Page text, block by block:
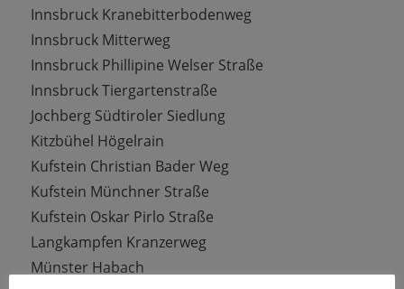
Innsbruck Kranebitterbodenweg
Innsbruck Mitterweg
Innsbruck Phillipine Welser Straße
Innsbruck Tiergartenstraße
Jochberg Südtiroler Siedlung
Kitzbühel Högelrain
Kufstein Christian Bader Weg
Kufstein Münchner Straße
Kufstein Oskar Pirlo Straße
Langkampfen Kranzerweg
Münster Habach